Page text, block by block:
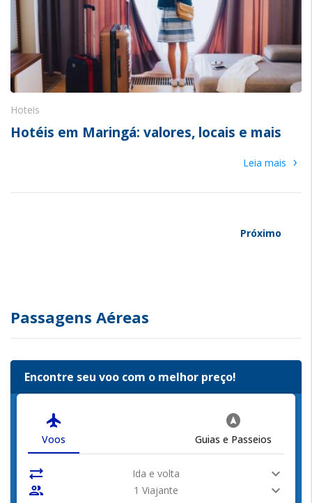
Hoteis
Hotéis em Maringá: valores, locais e mais
Leia mais ›
Próximo
Passagens Aéreas
Encontre seu voo com o melhor preço!
flight
Voos
assistant_navigation
Guias e Passeios
sync_alt Ida e volta
expand_more
people
1 Viajante expand_more